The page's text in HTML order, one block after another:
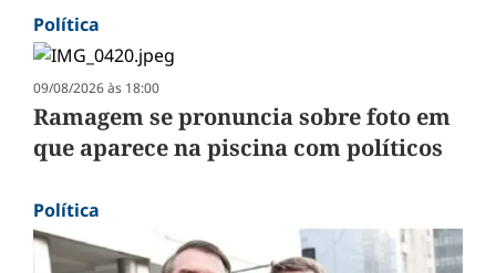
Política
09/08/2026 às 18:00
Ramagem se pronuncia sobre foto em
que aparece na piscina com políticos
Política